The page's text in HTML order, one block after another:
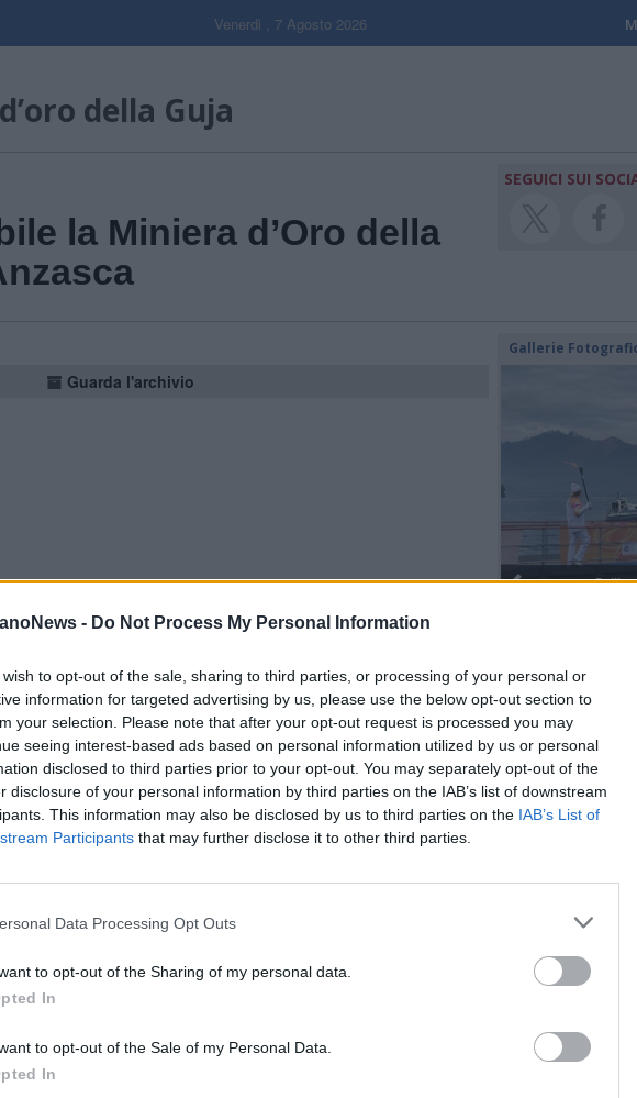
- Do Not Process My Personal Information
wish to opt-out of the sale, sharing to third parties, or processing of your personal or
information for targeted advertising by us, please use the below opt-out section to
your selection. Please note that after your opt-out request is processed you may
seeing interest-based ads based on personal information utilized by us or personal
disclosed to third parties prior to your opt-out. You may separately opt-out of the
disclosure of your personal information by third parties on the IAB’s list of downstream
This information may also be disclosed by us to third parties on the IAB’s List of
Participants that may further disclose it to other third parties.
Data Processing Opt Outs
to opt-out of the Sharing of my personal data.
In
to opt-out of the Sale of my Personal Data.
In
Venerdi , 7 Agosto 2026
della Guja
la Miniera d’Oro della
SEGUICI SUI
Guarda l'archivio
Gallerie
SEGUICI SUI